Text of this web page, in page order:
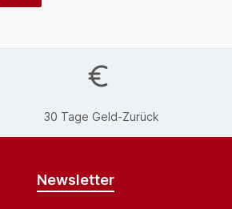
30 Tage Geld-Zurück
Newsletter